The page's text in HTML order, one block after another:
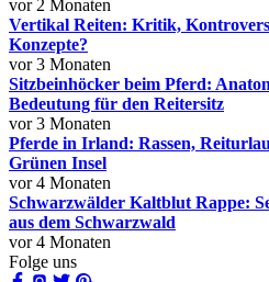
vor 2 Monaten
Vertikal Reiten: Kritik,
Konzepte?
vor 3 Monaten
Sitzbeinhöcker beim Pferd:
Bedeutung für den Reitersitz
vor 3 Monaten
Pferde in Irland: Rassen,
Grünen Insel
vor 4 Monaten
Schwarzwälder Kaltblut Rappe:
aus dem Schwarzwald
vor 4 Monaten
Folge uns